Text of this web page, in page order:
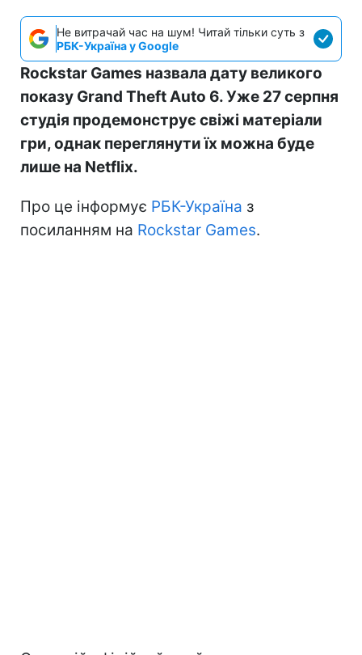
Не витрачай час на шум! Читай тільки суть з
РБК-Україна у Google
Rockstar Games назвала дату великого
показу Grand Theft Auto 6. Уже 27 серпня
студія продемонструє свіжі матеріали
гри, однак переглянути їх можна буде
лише на Netflix.
Про це інформує РБК-Україна з
посиланням на Rockstar Games.